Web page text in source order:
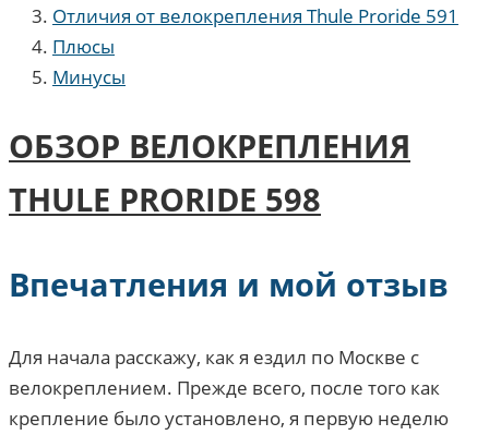
Отличия от велокрепления Thule Proride 591
Плюсы
Минусы
ОБЗОР ВЕЛОКРЕПЛЕНИЯ
THULE PRORIDE 598
Впечатления и мой отзыв
Для начала расскажу, как я ездил по Москве с
велокреплением. Прежде всего, после того как
крепление было установлено, я первую неделю